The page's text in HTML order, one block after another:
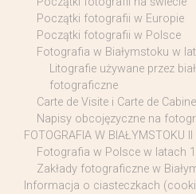
Początki fotografii w Europie
Początki fotografii w Polsce
Fotografia w Białymstoku w
Litografie używane przez
fotograficzne
Carte de Visite i Carte de
Napisy obcojęzyczne na
FOTOGRAFIA W BIAŁYMSTOKU II
Fotografia w Polsce w latach
Zakłady fotograficzne w
Informacja o ciasteczkach